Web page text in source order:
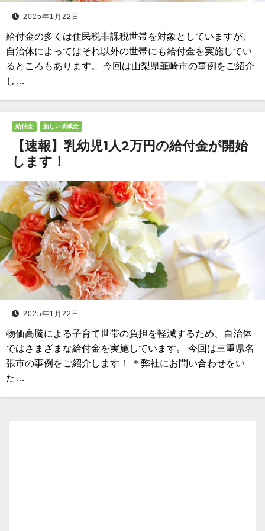
2025年1月22日
給付金の多くは住民税非課税世帯を対象としていますが、
自治体によってはそれ以外の世帯にも給付金を実施してい
るところもあります。 今回は山梨県韮崎市の事例をご紹介
し…
給付金 新しい助成金
【速報】乳幼児1人2万円の給付金が開始
します！
2025年1月22日
物価高騰による子育て世帯の負担を軽減するため、自治体
ではさまざまな給付金を実施しています。 今回は三重県名
張市の事例をご紹介します！ ＊弊社にお問い合わせをい
た…